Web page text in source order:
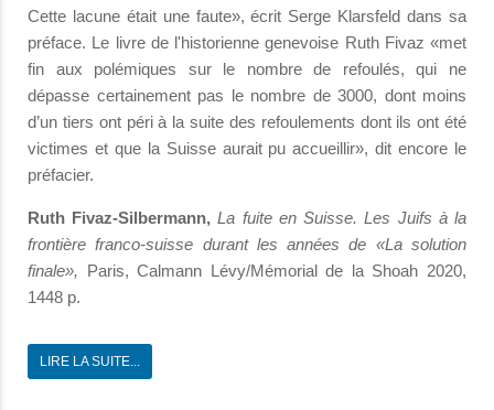
Cette lacune était une faute», écrit Serge Klarsfeld dans sa
préface. Le livre de l'historienne genevoise Ruth Fivaz «met
fin aux polémiques sur le nombre de refoulés, qui ne
dépasse certainement pas le nombre de 3000, dont moins
d’un tiers ont péri à la suite des refoulements dont ils ont été
victimes et que la Suisse aurait pu accueillir», dit encore le
préfacier.
Ruth Fivaz-Silbermann,La fuite en Suisse. Les Juifs à la
frontière franco-suisse durant les années de «La solution
finale», Paris, Calmann Lévy/Mémorial de la Shoah 2020,
1448 p.
LIRE LA SUITE...